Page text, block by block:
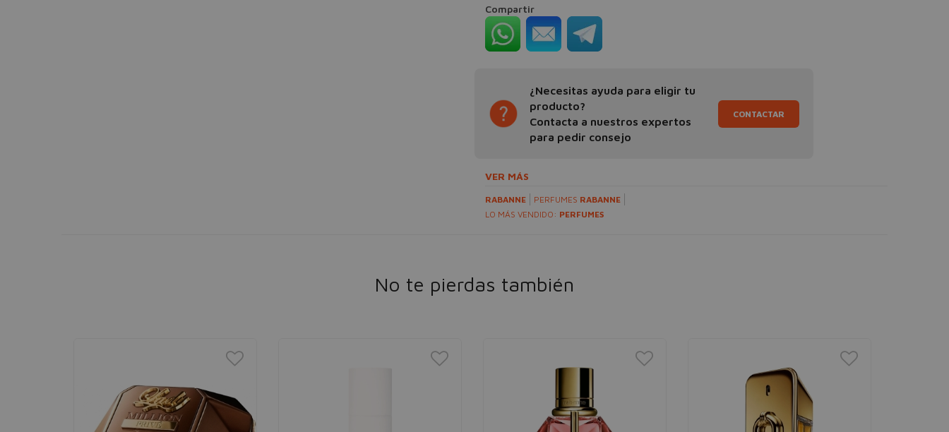
Compartir
¿Necesitas ayuda para eligir tu
producto?
Contacta a nuestros expertos
para pedir consejo
CONTACTAR
VER MÁS
RABANNE PERFUMES RABANNE
LO MÁS VENDIDO: PERFUMES
No te pierdas también